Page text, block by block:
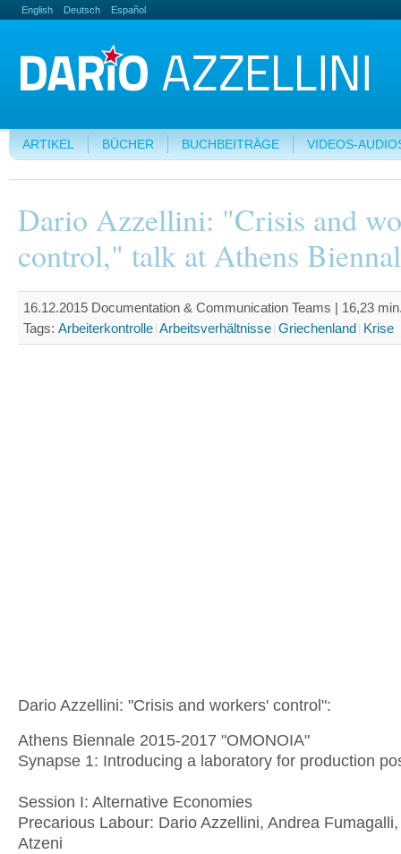
English Deutsch Español
ARTIKEL BÜCHER BUCHBEITRÄGE VIDEOS-
Dario Azzellini: "Crisis and
control," talk at Athens
16.12.2015 Documentation & Communication Teams | 16,23
Tags: Arbeiterkontrolle Arbeitsverhältnisse Griechenland Krise
Dario Azzellini: "Crisis and workers' control":
Athens Biennale 2015-2017 "OMONOIA"
Synapse 1: Introducing a laboratory for production
Session I: Alternative Economies
Precarious Labour: Dario Azzellini, Andrea
Atzeni